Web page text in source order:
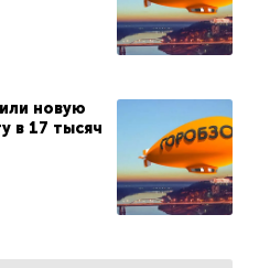
новую
в 17 тысяч